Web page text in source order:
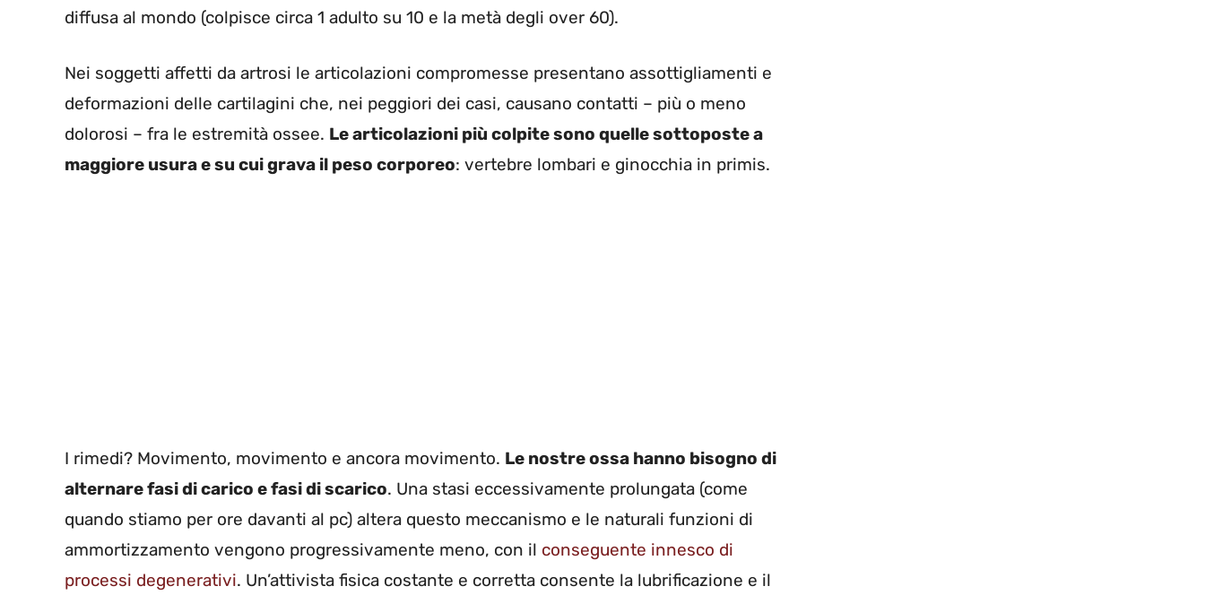
diffusa al mondo (colpisce circa 1 adulto su 10 e la metà degli over 60).
Nei soggetti affetti da artrosi le articolazioni compromesse presentano assottigliamenti e
deformazioni delle cartilagini che, nei peggiori dei casi, causano contatti – più o meno
dolorosi – fra le estremità ossee. Le articolazioni più colpite sono quelle sottoposte a
maggiore usura e su cui grava il peso corporeo: vertebre lombari e ginocchia in primis.
I rimedi? Movimento, movimento e ancora movimento. Le nostre ossa hanno bisogno di
alternare fasi di carico e fasi di scarico. Una stasi eccessivamente prolungata (come
quando stiamo per ore davanti al pc) altera questo meccanismo e le naturali funzioni di
ammortizzamento vengono progressivamente meno, con il conseguente innesco di
processi degenerativi. Un’attivista fisica costante e corretta consente la lubrificazione e il